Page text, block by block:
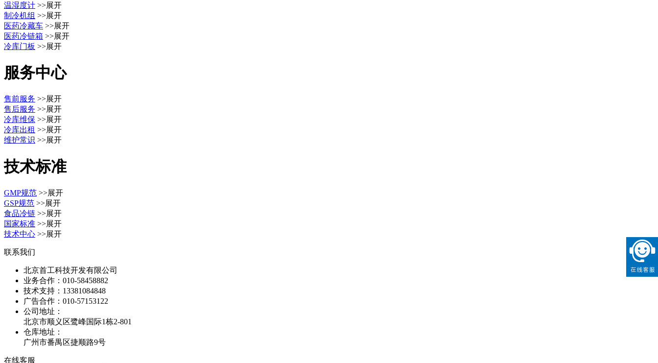
温湿度计 >>展开
制冷机组 >>展开
医药冷藏车 >>展开
医药冷链箱 >>展开
冷库门板 >>展开
服务中心
售前服务 >>展开
售后服务 >>展开
冷库维保 >>展开
冷库出租 >>展开
维护常识 >>展开
技术标准
GMP规范 >>展开
GSP规范 >>展开
食品冷链 >>展开
国家标准 >>展开
技术中心 >>展开
联系我们
北京首工科技开发有限公司
业务合作： 010-58458882
技术支持： 13381084848
广告合作： 010-57153122
公司地址：
北京市顺义区鹭峰国际1栋2-801
仓库地址：
广州市番禺区捷顺路9号
在线客服